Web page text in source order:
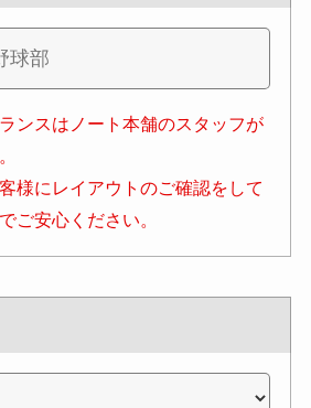
ンスはノート本舗のスタッフが
様にレイアウトのご確認をして
ご安心ください。